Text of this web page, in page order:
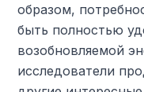
образом,
быть полностью
возобновляемой
исследователи